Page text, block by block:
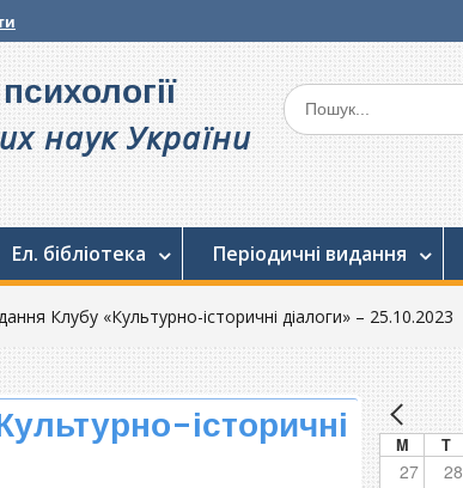
наук України
Шукати:
Ел. бібліотека Періодичні видання
Клубу «Культурно-історичні діалоги» – 25.10.2023
історичні
M T
27 28